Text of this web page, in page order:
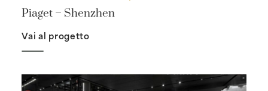
Piaget – Shenzhen
Vai al progetto